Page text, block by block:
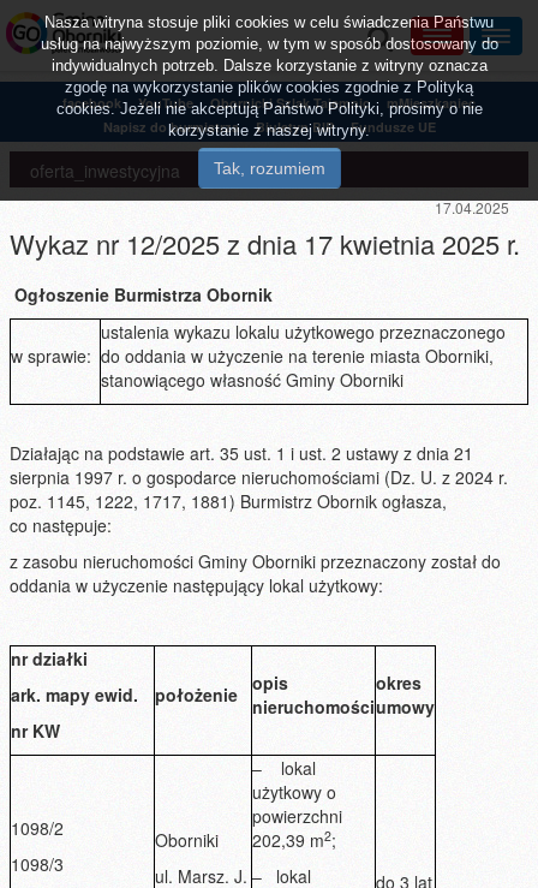
facebook YouTube Obornicki Szlak Tajemnic
mMieszkaniec
Napisz do burmistrza
Biuletyn BIP Fundusze UE
oferta_inwestycyjna
17.04.2025
Wykaz nr 12/2025 z dnia 17 kwietnia 2025 r.
Ogłoszenie Burmistrza Obornik
w sprawie:
ustalenia wykazu lokalu użytkowego przeznaczonego
do oddania w użyczenie na terenie miasta Oborniki,
stanowiącego własność Gminy Oborniki
Działając na podstawie art. 35 ust. 1 i ust. 2 ustawy z dnia 21
sierpnia 1997 r. o gospodarce nieruchomościami (Dz. U. z 2024 r.
poz. 1145, 1222, 1717, 1881) Burmistrz Obornik ogłasza,
co następuje:
z zasobu nieruchomości Gminy Oborniki przeznaczony został do
oddania w użyczenie następujący lokal użytkowy:
nr działki
ark. mapy ewid.
nr KW
położenie opis
nieruchomości
okres
umowy
1098/2
1098/3
Oborniki
ul. Marsz. J.
– lokal
użytkowy o
powierzchni
202,39 m2;
– lokal
do 3 lat
Nasza witryna stosuje pliki cookies w celu świadczenia Państwu
usług na najwyższym poziomie, w tym w sposób dostosowany do
indywidualnych potrzeb. Dalsze korzystanie z witryny oznacza
zgodę na wykorzystanie plików cookies zgodnie z Polityką
cookies. Jeżeli nie akceptują Państwo Polityki, prosimy o nie
korzystanie z naszej witryny.